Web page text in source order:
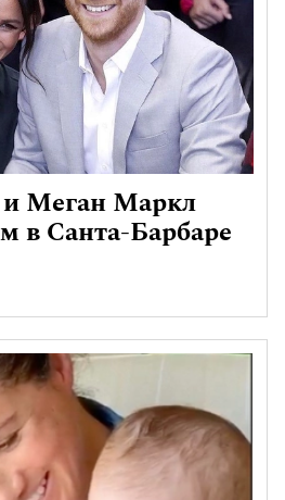
Меган Маркл
в Санта-Барбаре